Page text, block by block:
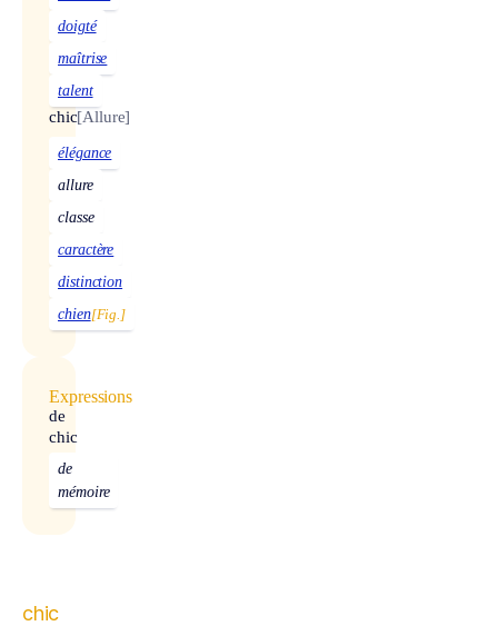
doigté
maîtrise
talent
chic[Allure]
élégance
allure
classe
caractère
distinction
chien[Fig.]
Expressions
de
chic
de
mémoire
chic